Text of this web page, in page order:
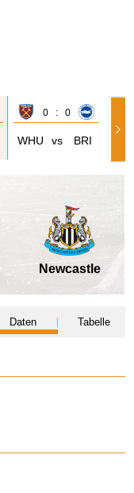
0 : 0
WHU vs BRI
Newcastle
Daten Tabelle